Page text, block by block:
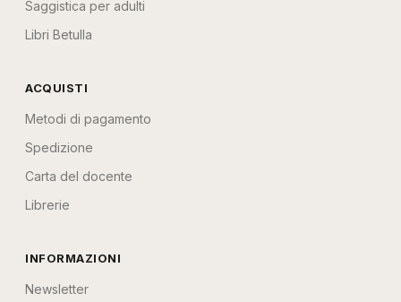
Saggistica per adulti
Libri Betulla
ACQUISTI
Metodi di pagamento
Spedizione
Carta del docente
Librerie
INFORMAZIONI
Newsletter